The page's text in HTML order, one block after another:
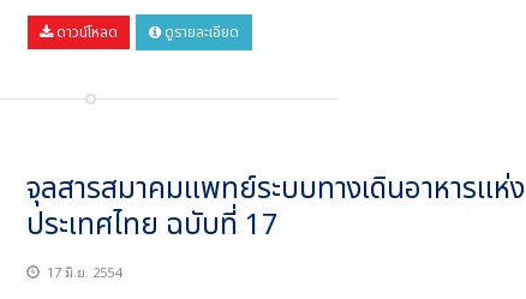
ดาวน์โหลด ดูรายละเอียด
จุลสารสมาคมแพทย์ระบบทางเดินอาหารแห่ง
ประเทศไทย ฉบับที่ 17
17 มิ.ย. 2554